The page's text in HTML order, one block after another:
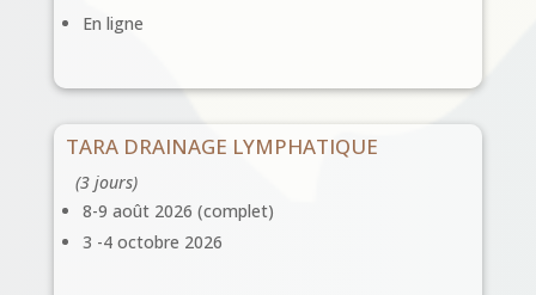
En ligne
TARA DRAINAGE LYMPHATIQUE
(3 jours)
8-9 août 2026 (complet)
3 -4 octobre 2026